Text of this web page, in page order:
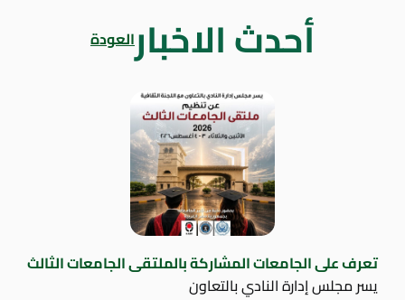
أحدث الاخبارالعودة
تعرف على الجامعات المشاركة بالملتقى الجامعات الثالث
يسر مجلس إدارة النادي بالتعاون